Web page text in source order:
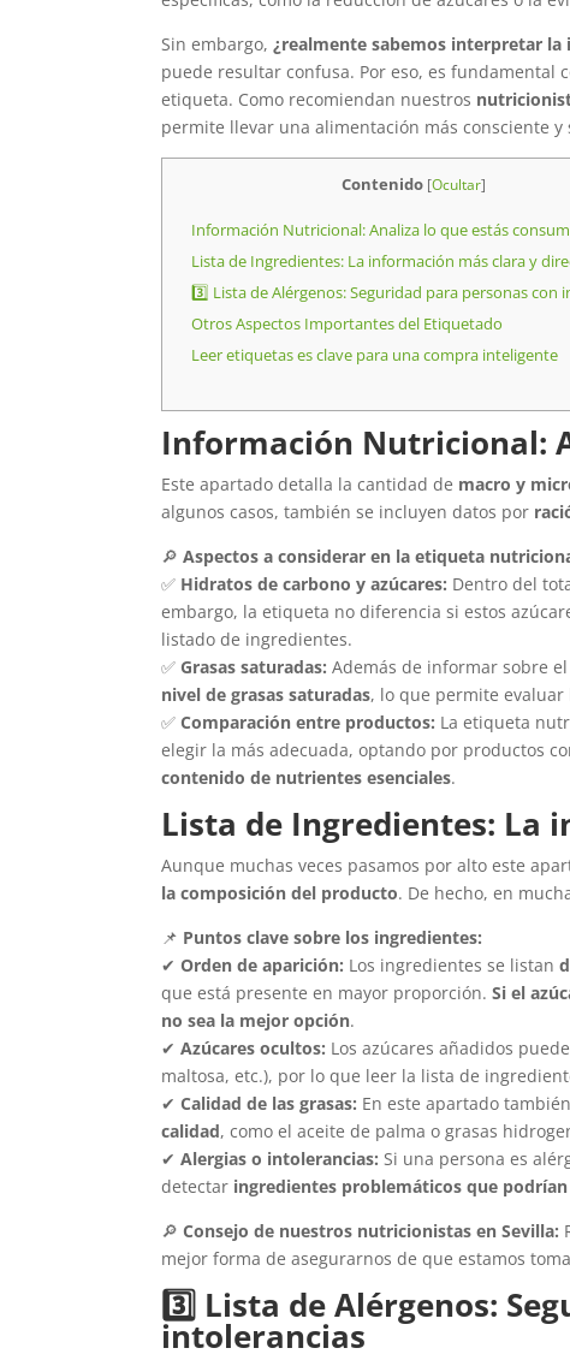
Sin embargo,¿realmente sabemos interpretar
puede resultar confusa. Por eso, es fundamental
etiqueta. Como recomiendan nuestros
permite llevar una alimentación más consciente y
Contenido [Ocultar]
Información Nutricional: Analiza lo que estás
Lista de Ingredientes: La información más clara y
3️⃣ Lista de Alérgenos: Seguridad para personas con
Otros Aspectos Importantes del Etiquetado
Leer etiquetas es clave para una compra inteligente
Información Nutricional:
Este apartado detalla la cantidad de macro y
algunos casos, también se incluyen datos por
🔎Aspectos a considerar en la etiqueta
✅ Hidratos de carbono y azúcares: Dentro del
embargo, la etiqueta no diferencia si estos
listado de ingredientes.
✅ Grasas saturadas: Además de informar sobre
nivel de grasas saturadas, lo que permite
✅Comparación entre productos: La etiqueta
elegir la más adecuada, optando por productos
contenido de nutrientes esenciales.
Lista de Ingredientes: La
Aunque muchas veces pasamos por alto este
la composición del producto. De hecho, en
📌 Puntos clave sobre los ingredientes:
✔Orden de aparición: Los ingredientes se listan
que está presente en mayor proporción.Si el
no sea la mejor opción.
✔Azúcares ocultos: Los azúcares añadidos
maltosa, etc.), por lo que leer la lista de
✔Calidad de las grasas: En este apartado
calidad, como el aceite de palma o grasas
✔Alergias o intolerancias: Si una persona es
detectar ingredientes problemáticos que
🔎Consejo de nuestros nutricionistas en Sevilla:
mejor forma de asegurarnos de que estamos
3️⃣ Lista de Alérgenos:
intolerancias